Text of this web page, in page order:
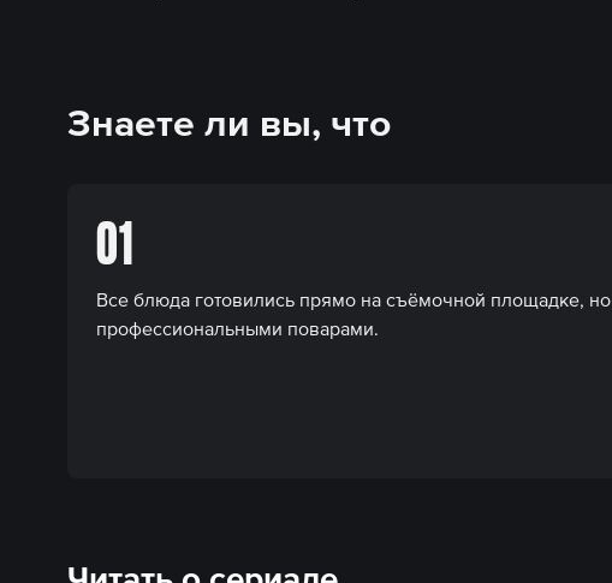
Знаете ли вы, что
01
Все блюда готовились прямо на съёмочной площадке, но
профессиональными поварами.